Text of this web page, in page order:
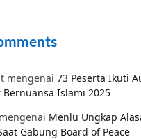
mengenai 73 Peserta Ikuti
Bernuansa Islami 2025
mengenai Menlu Ungkap
Gabung Board of Peace